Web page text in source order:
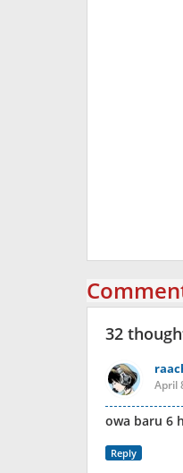
32
April
owa baru 6
Reply